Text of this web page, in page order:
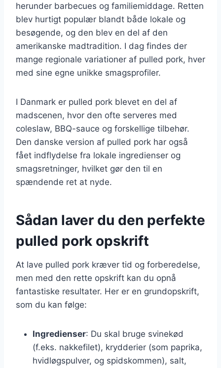
herunder barbecues og familiemiddage. Retten
blev hurtigt populær blandt både lokale og
besøgende, og den blev en del af den
amerikanske madtradition. I dag findes der
mange regionale variationer af pulled pork, hver
med sine egne unikke smagsprofiler.
I Danmark er pulled pork blevet en del af
madscenen, hvor den ofte serveres med
coleslaw, BBQ-sauce og forskellige tilbehør.
Den danske version af pulled pork har også
fået indflydelse fra lokale ingredienser og
smagsretninger, hvilket gør den til en
spændende ret at nyde.
Sådan laver du den perfekte
pulled pork opskrift
At lave pulled pork kræver tid og forberedelse,
men med den rette opskrift kan du opnå
fantastiske resultater. Her er en grundopskrift,
som du kan følge:
Ingredienser: Du skal bruge svinekød
(f.eks. nakkefilet), krydderier (som paprika,
hvidløgspulver, og spidskommen), salt,